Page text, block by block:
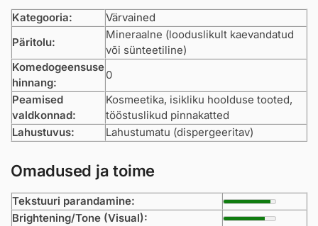
Kategooria:
Värvained
Päritolu:
Mineraalne (looduslikult kaevandatud
või sünteetiline)
Komedogeensuse
hinnang:
0
Peamised
valdkonnad:
Kosmeetika, isikliku hoolduse tooted,
tööstuslikud pinnakatted
Lahustuvus:
Lahustumatu (dispergeeritav)
Omadused ja toime
Tekstuuri parandamine:
Brightening/Tone (Visual):